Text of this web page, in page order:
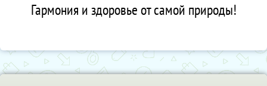
Гармония и здоровье от самой природы!